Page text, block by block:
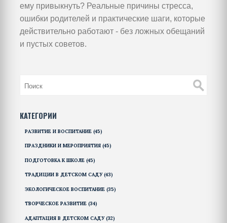
ему привыкнуть? Реальные причины стресса,
ошибки родителей и практические шаги, которые
действительно работают - без ложных обещаний
и пустых советов.
КАТЕГОРИИ
РАЗВИТИЕ И ВОСПИТАНИЕ (45)
ПРАЗДНИКИ И МЕРОПРИЯТИЯ (45)
ПОДГОТОВКА К ШКОЛЕ (45)
ТРАДИЦИИ В ДЕТСКОМ САДУ(43)
ЭКОЛОГИЧЕСКОЕ ВОСПИТАНИЕ (35)
ТВОРЧЕСКОЕ РАЗВИТИЕ (34)
АДАПТАЦИЯ В ДЕТСКОМ САДУ(32)